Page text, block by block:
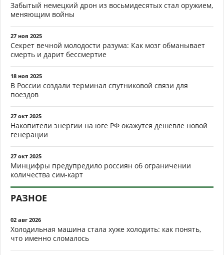
Забытый немецкий дрон из восьмидесятых стал оружием,
меняющим войны
27 ноя 2025
Секрет вечной молодости разума: Как мозг обманывает
смерть и дарит бессмертие
18 ноя 2025
В России создали терминал спутниковой связи для
поездов
27 окт 2025
Накопители энергии на юге РФ окажутся дешевле новой
генерации
27 окт 2025
Минцифры предупредило россиян об ограничении
количества сим-карт
РАЗНОЕ
02 авг 2026
Холодильная машина стала хуже холодить: как понять,
что именно сломалось